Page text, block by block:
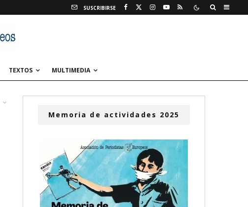
SUSCRIBIRSE
TEXTOS MULTIMEDIA
Memoria de actividades 2025